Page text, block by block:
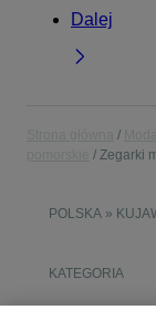
Dalej
Zegarki
POLSKA »
KATEGORIA